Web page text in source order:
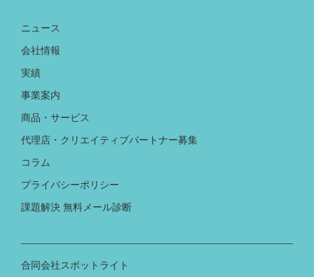
合同会社スポットライト
ニュース
会社情報
実績
事業案内
商品・サービス
代理店・クリエイティブパートナー募集
コラム
プライバシーポリシー
課題解決 無料メール診断